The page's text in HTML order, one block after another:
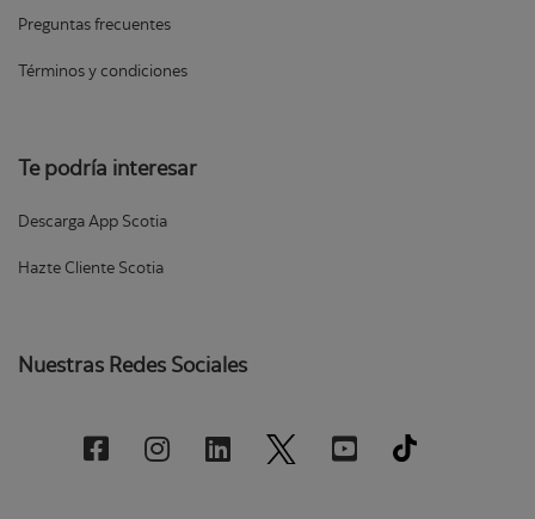
Preguntas frecuentes
Términos y condiciones
Te podría interesar
Descarga App Scotia
Hazte Cliente Scotia
Nuestras Redes Sociales